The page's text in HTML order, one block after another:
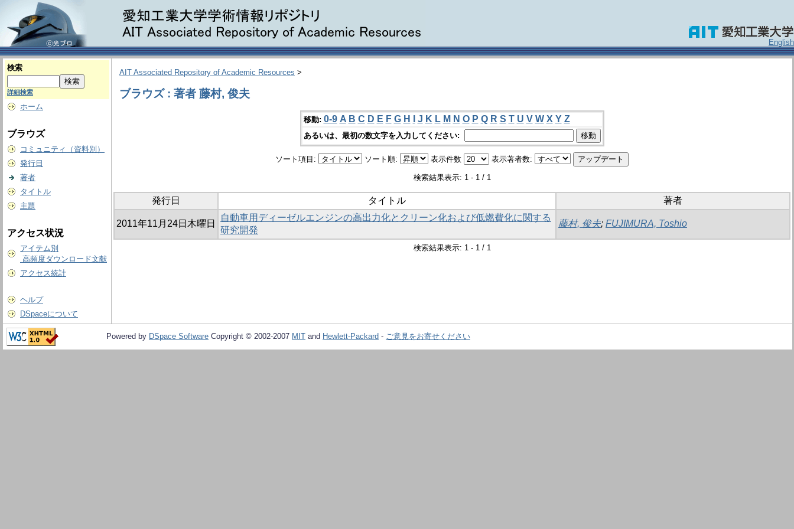
English
検索
詳細検索
ホーム
ブラウズ
コミュニティ（資料別）
発行日
著者
タイトル
主題
アクセス状況
アイテム別
高頻度ダウンロード文献
アクセス統計
ヘルプ
DSpaceについて
AIT Associated Repository of Academic Resources >
ブラウズ : 著者 藤村, 俊夫
移動: 0-9 A B C D E F G H J K L M N O P Q R S T U V W X Y Z
あるいは、最初の数文字を入力してください:
ソート項目: ソート順: 表示件数 表示著者数:
検索結果表示: 1 - 1 / 1
発行日 タイトル 著者
2011年11月24日木曜日
自動車用ディーゼルエンジンの高出力化とクリーン化および低燃費化に関する
研究開発
藤村, 俊夫; FUJIMURA, Toshio
検索結果表示: 1 - 1 / 1
Powered by DSpace Software Copyright © 2002-2007 MIT and Hewlett-Packard - ご意見をお寄せください